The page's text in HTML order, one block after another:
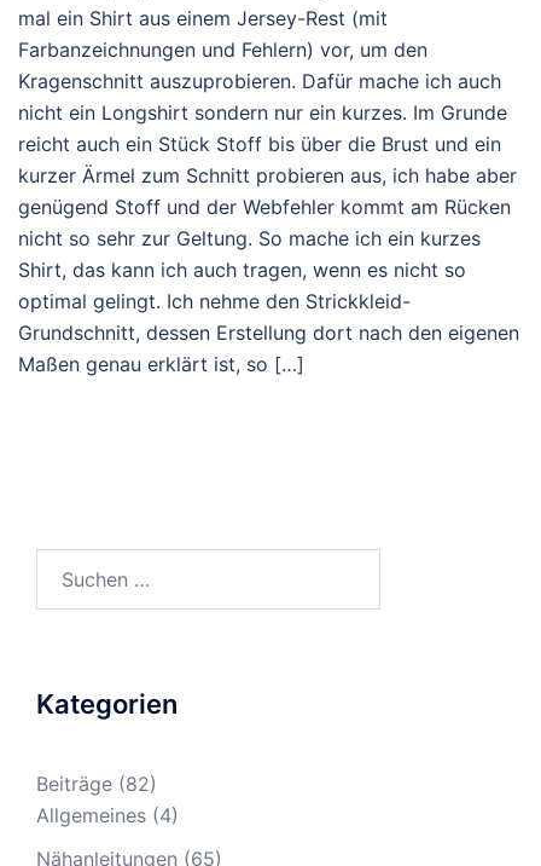
mal ein Shirt aus einem Jersey-Rest (mit
Farbanzeichnungen und Fehlern) vor, um den
Kragenschnitt auszuprobieren. Dafür mache ich auch
nicht ein Longshirt sondern nur ein kurzes. Im Grunde
reicht auch ein Stück Stoff bis über die Brust und ein
kurzer Ärmel zum Schnitt probieren aus, ich habe aber
genügend Stoff und der Webfehler kommt am Rücken
nicht so sehr zur Geltung. So mache ich ein kurzes
Shirt, das kann ich auch tragen, wenn es nicht so
optimal gelingt. Ich nehme den Strickkleid-
Grundschnitt, dessen Erstellung dort nach den eigenen
Maßen genau erklärt ist, so […]
Kategorien
Beiträge (82)
Allgemeines (4)
Nähanleitungen (65)